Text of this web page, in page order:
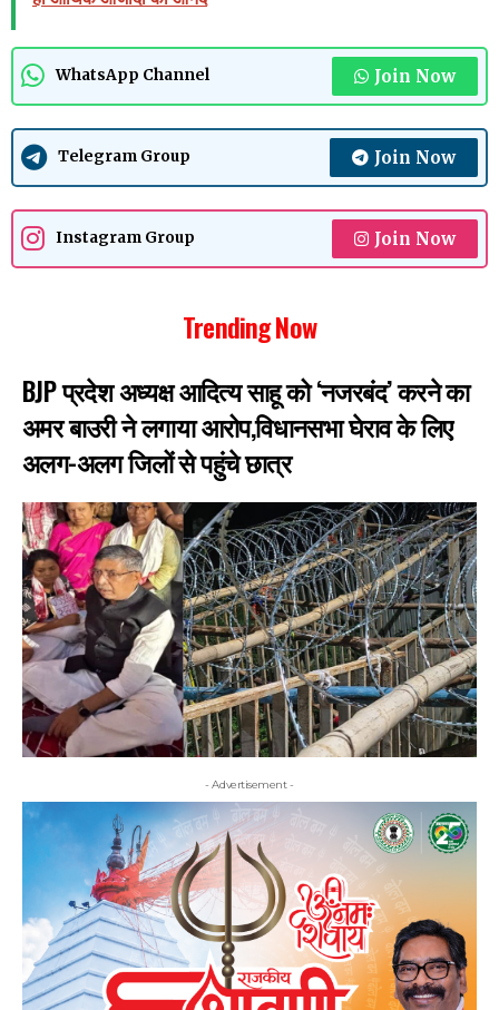
WhatsApp Channel Join Now
Telegram Group Join Now
Instagram Group Join Now
Trending Now
BJP प्रदेश अध्यक्ष आदित्य साहू को ‘नजरबंद’ करने का
अमर बाउरी ने लगाया आरोप,विधानसभा घेराव के लिए
अलग-अलग जिलों से पहुंचे छात्र
- Advertisement -